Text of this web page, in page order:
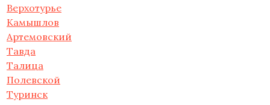
Верхотурье
Камышлов
Артемовский
Тавда
Талица
Полевской
Туринск